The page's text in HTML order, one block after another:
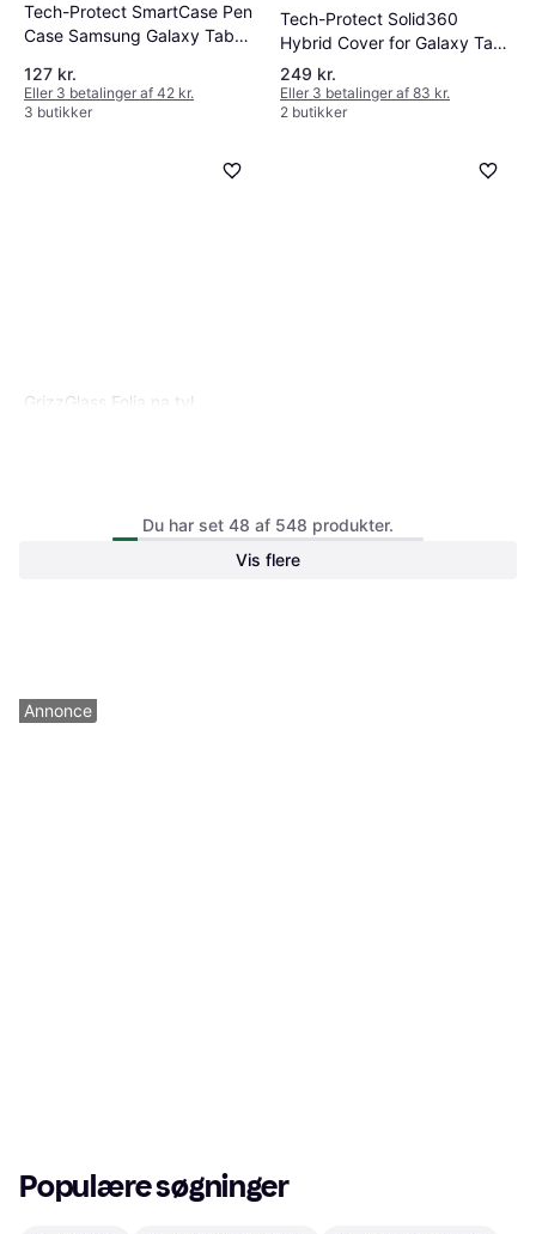
Tech-Protect SmartCase Pen
Case Samsung Galaxy Tab
127 kr.
Eller 3 betalinger af 42 kr.
3 butikker
Tech-Protect Solid360
Hybrid Cover for Galaxy Tab
A9/A11
249 kr.
Eller 3 betalinger af 83 kr.
2 butikker
GrizzGlass Folia na tył
Spigen Tough Armor Case for
Galaxy A11
Mobilcover
Du har set 48 af 548 produkter.
Vis flere
Annonce
Populære søgninger